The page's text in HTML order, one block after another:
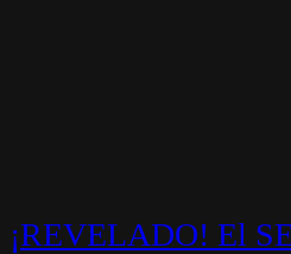
¡REVELADO! El